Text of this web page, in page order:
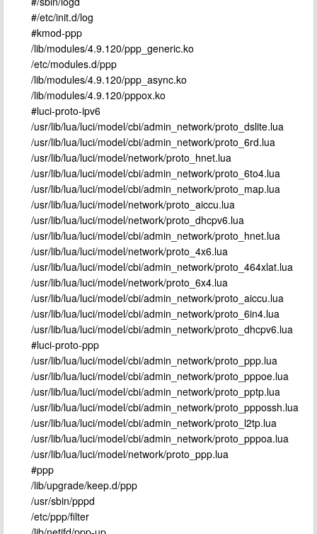
#/etc/init.d/log
#kmod-ppp
/lib/modules/4.9.120/ppp_generic.ko
/etc/modules.d/ppp
/lib/modules/4.9.120/ppp_async.ko
/lib/modules/4.9.120/pppox.ko
#luci-proto-ipv6
/usr/lib/lua/luci/model/cbi/admin_network/proto_dslite.lua
/usr/lib/lua/luci/model/cbi/admin_network/proto_6rd.lua
/usr/lib/lua/luci/model/network/proto_hnet.lua
/usr/lib/lua/luci/model/cbi/admin_network/proto_6to4.lua
/usr/lib/lua/luci/model/cbi/admin_network/proto_map.lua
/usr/lib/lua/luci/model/network/proto_aiccu.lua
/usr/lib/lua/luci/model/network/proto_dhcpv6.lua
/usr/lib/lua/luci/model/cbi/admin_network/proto_hnet.lua
/usr/lib/lua/luci/model/network/proto_4x6.lua
/usr/lib/lua/luci/model/cbi/admin_network/proto_464xlat.lua
/usr/lib/lua/luci/model/network/proto_6x4.lua
/usr/lib/lua/luci/model/cbi/admin_network/proto_aiccu.lua
/usr/lib/lua/luci/model/cbi/admin_network/proto_6in4.lua
/usr/lib/lua/luci/model/cbi/admin_network/proto_dhcpv6.lua
#luci-proto-ppp
/usr/lib/lua/luci/model/cbi/admin_network/proto_ppp.lua
/usr/lib/lua/luci/model/cbi/admin_network/proto_pppoe.lua
/usr/lib/lua/luci/model/cbi/admin_network/proto_pptp.lua
/usr/lib/lua/luci/model/cbi/admin_network/proto_pppossh.lua
/usr/lib/lua/luci/model/cbi/admin_network/proto_l2tp.lua
/usr/lib/lua/luci/model/cbi/admin_network/proto_pppoa.lua
/usr/lib/lua/luci/model/network/proto_ppp.lua
#ppp
/lib/upgrade/keep.d/ppp
/usr/sbin/pppd
/etc/ppp/filter